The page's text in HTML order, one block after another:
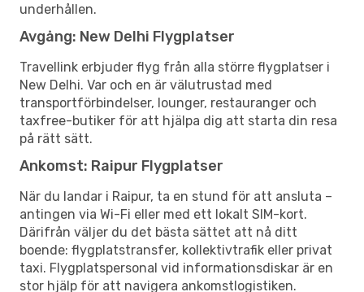
underhållen.
Avgång: New Delhi Flygplatser
Travellink erbjuder flyg från alla större flygplatser i
New Delhi. Var och en är välutrustad med
transportförbindelser, lounger, restauranger och
taxfree-butiker för att hjälpa dig att starta din resa
på rätt sätt.
Ankomst: Raipur Flygplatser
När du landar i Raipur, ta en stund för att ansluta –
antingen via Wi-Fi eller med ett lokalt SIM-kort.
Därifrån väljer du det bästa sättet att nå ditt
boende: flygplatstransfer, kollektivtrafik eller privat
taxi. Flygplatspersonal vid informationsdiskar är en
stor hjälp för att navigera ankomstlogistiken.